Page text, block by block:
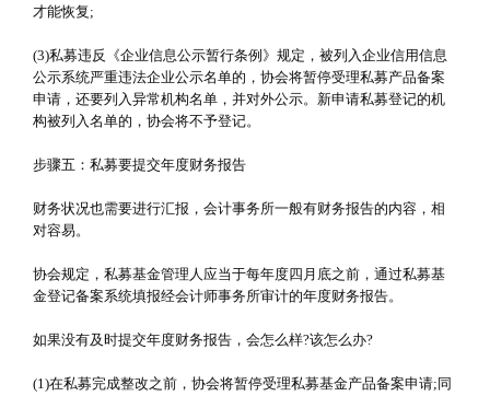
才能恢复;
(3)私募违反《企业信息公示暂行条例》规定，被列入企业信用信息
公示系统严重违法企业公示名单的，协会将暂停受理私募产品备案
申请，还要列入异常机构名单，并对外公示。新申请私募登记的机
构被列入名单的，协会将不予登记。
步骤五：私募要提交年度财务报告
财务状况也需要进行汇报，会计事务所一般有财务报告的内容，相
对容易。
协会规定，私募基金管理人应当于每年度四月底之前，通过私募基
金登记备案系统填报经会计师事务所审计的年度财务报告。
如果没有及时提交年度财务报告，会怎么样?该怎么办?
(1)在私募完成整改之前，协会将暂停受理私募基金产品备案申请;同